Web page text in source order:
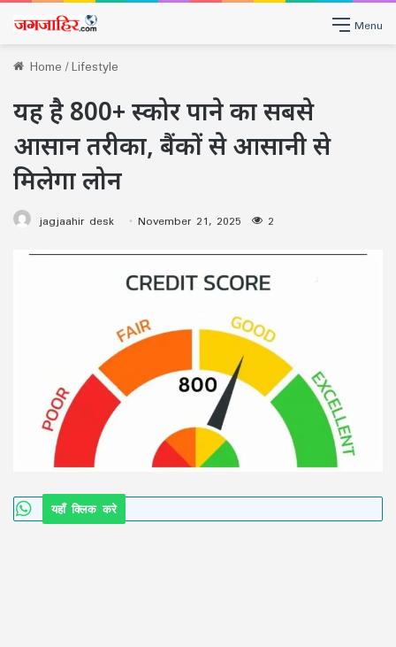
Menu
Home/Lifestyle
यह है 800+ स्कोर पाने का सबसे
आसान तरीका, बैंकों से आसानी से
मिलेगा लोन
jagjaahir desk November 21, 2025 2
यहाँ क्लिक करे